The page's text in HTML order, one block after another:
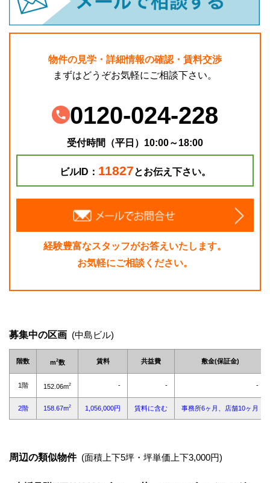
物件の見学・詳細情報の確認・賃料交渉
まずはどうぞお気軽にご相談下さい。
0120-024-228
受付時間（平日）10:00～18:00
ビルID： 11827とお伝え下さい。
経験豊富なスタッフがお答えいたします。
お気軽にご相談ください。
募集中の区画 (中島ビル)
周辺の類似物件 (面積上下5坪・坪単価上下3,000円)